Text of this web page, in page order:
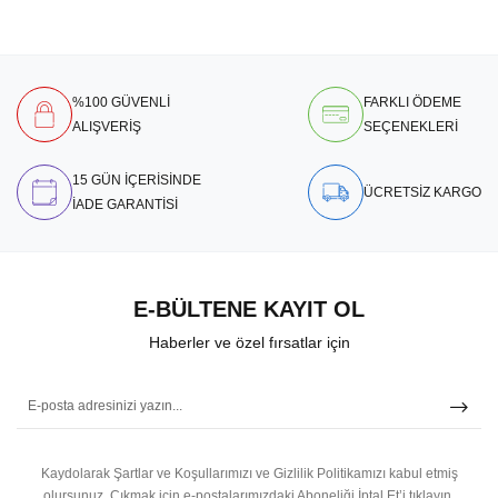
%100 GÜVENLİ
ALIŞVERİŞ
FARKLI ÖDEME
SEÇENEKLERİ
15 GÜN İÇERİSİNDE
İADE GARANTİSİ
ÜCRETSİZ KARGO
E-BÜLTENE KAYIT OL
Haberler ve özel fırsatlar için
Kaydolarak Şartlar ve Koşullarımızı ve Gizlilik Politikamızı kabul etmiş